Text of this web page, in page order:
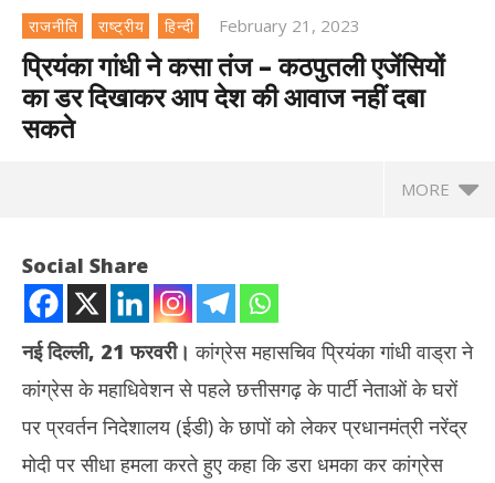
राजनीति राष्ट्रीय हिन्दी February 21, 2023
प्रियंका गांधी ने कसा तंज – कठपुतली एजेंसियों
का डर दिखाकर आप देश की आवाज नहीं दबा
सकते
MORE
Social Share
नई दिल्ली, 21 फरवरी। कांग्रेस महासचिव प्रियंका गांधी वाड्रा ने
कांग्रेस के महाधिवेशन से पहले छत्तीसगढ़ के पार्टी नेताओं के घरों
पर प्रवर्तन निदेशालय (ईडी) के छापों को लेकर प्रधानमंत्री नरेंद्र
मोदी पर सीधा हमला करते हुए कहा कि डरा धमका कर कांग्रेस